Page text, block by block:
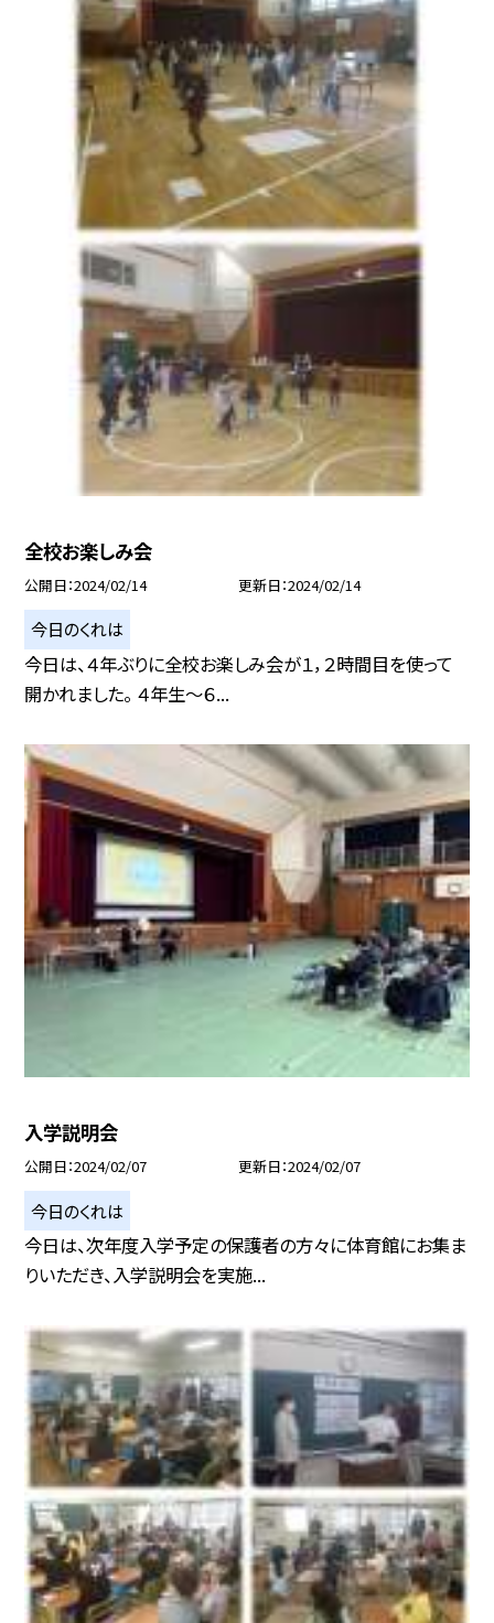
全校お楽しみ会
公開日 2024/02/14 更新日 2024/02/14
今日のくれは
今日は、４年ぶりに全校お楽しみ会が１，２時間目を使って
開かれました。 ４年生〜６...
入学説明会
公開日 2024/02/07 更新日 2024/02/07
今日のくれは
今日は、次年度入学予定の保護者の方々に体育館にお集ま
りいただき、入学説明会を実施...